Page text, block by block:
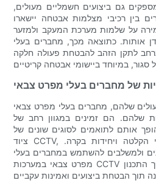
גם ביצועים חשמליים מעולים,
בין רכיבי מצלמות אבטחה יישארו
על שלמות מערכת המעקב ולמזער
אותות. כתוצאה מכך, מחברים בעלי
לתקן הזהב להבטחת פעולה חלקה
של מחברים בעלי מפרט צבאי
שלהם, מחברים בעלי מפרט צבאי
שלהם. הם זמינים במגוון רחב של
אותם לתואמים לסוגים שונים של
ציוד CCTV, כולל מצלמות, צגים, התקני הקלטה ויחידות בקרה.
ולמשלבים להשתמש במחברים בעלי
מפרט צבאי במערכות CCTV שונות, ובכך לפשט את תהליך התכנון